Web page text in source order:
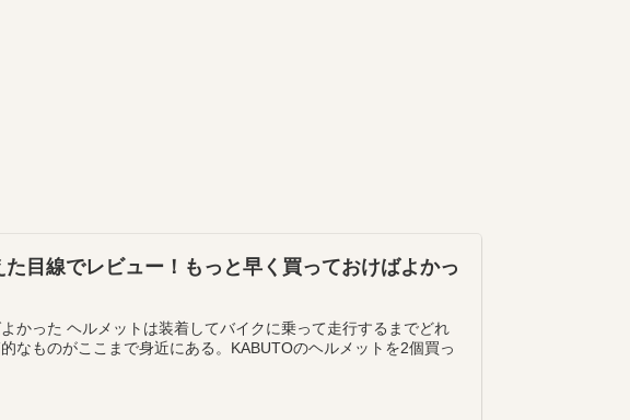
目線でレビュー！もっと早く買っておけばよかっ
かった ヘルメットは装着してバイクに乗って走行するまでどれ
なものがここまで身近にある。KABUTOのヘルメットを2個買っ